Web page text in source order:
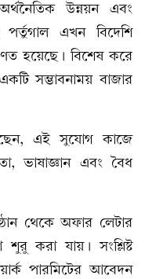
উন্নয়ন এবং
এখন বিদেশি
হয়েছে। বিশেষ করে
সম্ভাবনাময় বাজার
এই সুযোগ কাজে
ভাষাজ্ঞান এবং বৈধ
থেকে অফার লেটার
করা যায়। সংশ্লিষ্ট
পারমিটের আবেদন